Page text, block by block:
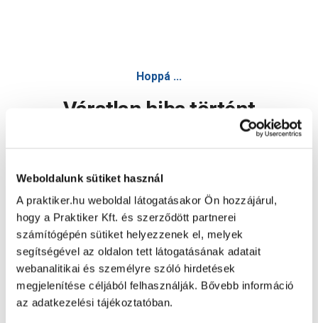
Weboldalunk sütiket használ
A praktiker.hu weboldal látogatásakor Ön hozzájárul,
hogy a Praktiker Kft. és szerződött partnerei
számítógépén sütiket helyezzenek el, melyek
segítségével az oldalon tett látogatásának adatait
webanalitikai és személyre szóló hirdetések
megjelenítése céljából felhasználják. Bővebb információ
az adatkezelési tájékoztatóban.
Hoppá ...
Váratlan hiba történt
Oldal újratöltése